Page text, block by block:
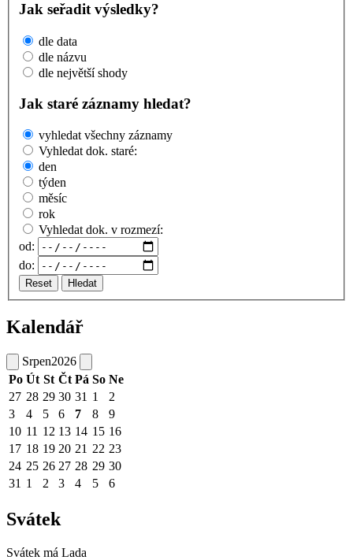
Jak seřadit výsledky?
dle data
dle názvu
dle největší shody
Jak staré záznamy hledat?
vyhledat všechny záznamy
Vyhledat dok. staré:
den
týden
měsíc
rok
Vyhledat dok. v rozmezí:
od:
do:
Reset Hledat
Kalendář
Srpen2026
Po Út St Čt Pá So Ne
27 28 29 30 31 1
2
3
4 5 6 7 8
9
10 11 12 13 14 15 16
17 18 19 20 21 22 23
24 25 26 27 28 29 30
31 1 2 3 4 5 6
Svátek
Svátek má Lada